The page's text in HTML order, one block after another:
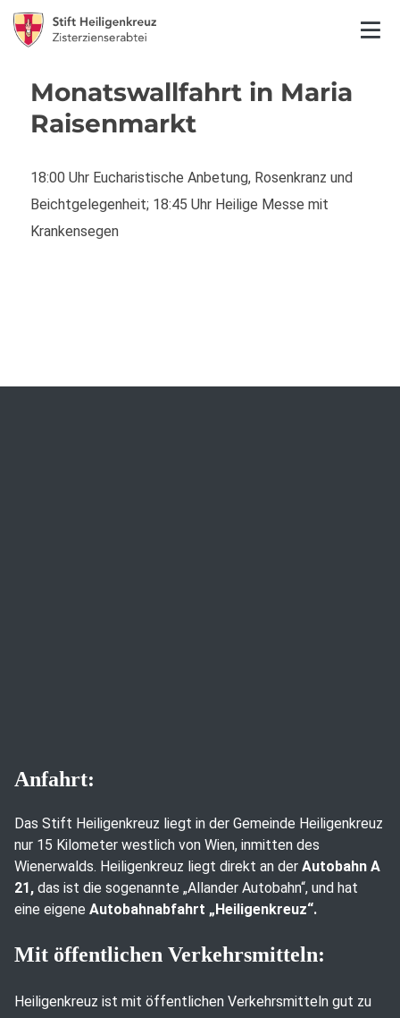
Monatswallfahrt in Maria
Raisenmarkt
18:00 Uhr Eucharistische Anbetung, Rosenkranz und
Beichtgelegenheit; 18:45 Uhr Heilige Messe mit
Krankensegen
Anfahrt:
Das Stift Heiligenkreuz liegt in der Gemeinde Heiligenkreuz
nur 15 Kilometer westlich von Wien, inmitten des
Wienerwalds. Heiligenkreuz liegt direkt an der Autobahn A
21, das ist die sogenannte „Allander Autobahn“, und hat
eine eigene Autobahnabfahrt „Heiligenkreuz“.
Mit öffentlichen Verkehrsmitteln:
Heiligenkreuz ist mit öffentlichen Verkehrsmitteln gut zu